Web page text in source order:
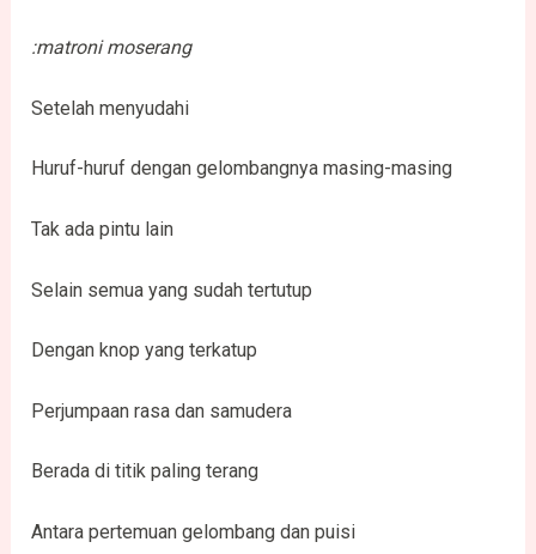
:matroni moserang
Setelah menyudahi
Huruf-huruf dengan gelombangnya masing-masing
Tak ada pintu lain
Selain semua yang sudah tertutup
Dengan knop yang terkatup
Perjumpaan rasa dan samudera
Berada di titik paling terang
Antara pertemuan gelombang dan puisi